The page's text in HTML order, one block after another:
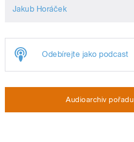
Jakub Horáček
Odebírejte jako podcast
Audioarchiv pořadu